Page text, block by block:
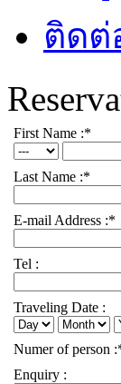
ติดต่
First Name :*
Last Name :*
E-mail Address :*
Tel :
Traveling Date :
Numer of person
Enquiry :